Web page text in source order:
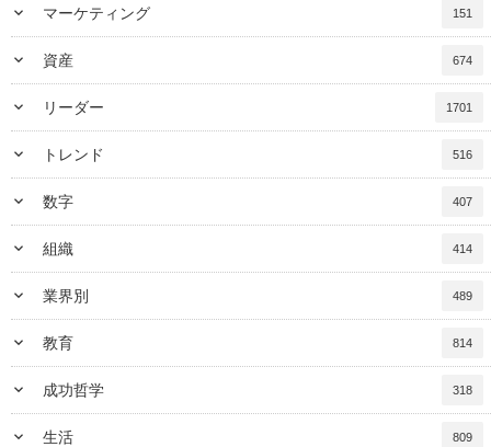
keyboard_arrow_down マーケティング 151
keyboard_arrow_down 資産 674
keyboard_arrow_down リーダー 1701
keyboard_arrow_down トレンド 516
keyboard_arrow_down 数字 407
keyboard_arrow_down 組織 414
keyboard_arrow_down 業界別 489
keyboard_arrow_down 教育 814
keyboard_arrow_down 成功哲学 318
keyboard_arrow_down 生活 809